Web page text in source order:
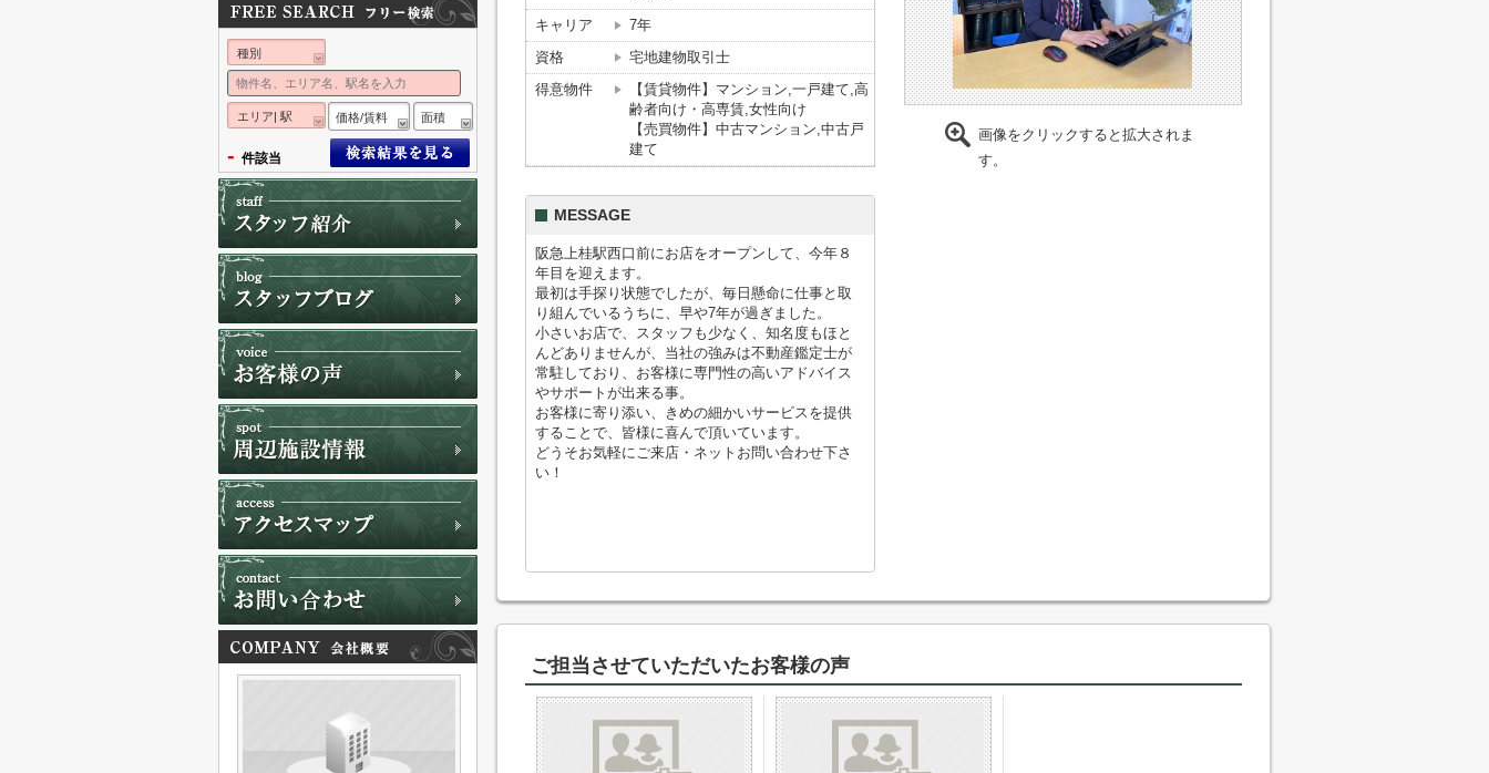
キャリア
7年
資格
宅地建物取引士
得意物件
【賃貸物件】マンション,一戸建て,高
齢者向け・高専賃,女性向け
【売買物件】中古マンション,中古戸
建て
MESSAGE
阪急上桂駅西口前にお店をオープンして、今年８
年目を迎えます。
最初は手探り状態でしたが、毎日懸命に仕事と取
り組んでいるうちに、早や7年が過ぎました。
小さいお店で、スタッフも少なく、知名度もほと
んどありませんが、当社の強みは不動産鑑定士が
常駐しており、お客様に専門性の高いアドバイス
やサポートが出来る事。
お客様に寄り添い、きめの細かいサービスを提供
することで、皆様に喜んで頂いています。
どうそお気軽にご来店・ネットお問い合わせ下さ
い！
画像をクリックすると拡大されま
す。
ご担当させていただいたお客様の声
種別
エリア| 駅 価格/賃料 面積
- 件該当